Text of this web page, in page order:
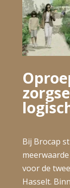
Bij Brocap
voor de
Hasselt.